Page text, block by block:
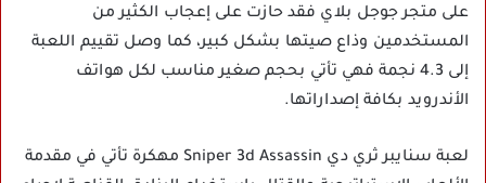
على متجر جوجل بلاي فقد حازت على إعجاب الكثير من
المستخدمين وذاع صيتها بشكل كبير، كما وصل تقييم اللعبة
إلى 4.3 نجمة فهي تأتي بحجم صغير مناسب لكل هواتف
الأندرويد بكافة إصداراتها.
لعبة سنايبر ثري دي Sniper 3d Assassin مهكرة تأتي في مقدمة